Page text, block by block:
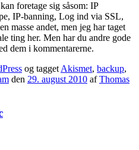
foretage sig såsom: IP
IP-banning, Log ind via SSL,
masse andet, men jeg har taget
ting her. Men har du andre gode
dem i kommentarerne.
og tagget Akismet, backup,
den 29. august 2010 afThomas